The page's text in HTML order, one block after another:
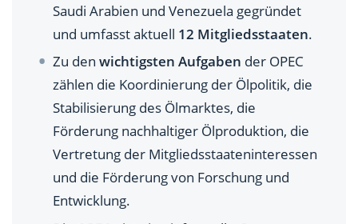
Saudi Arabien und Venezuela gegründet
und umfasst aktuell 12 Mitgliedsstaaten.
Zu denwichtigsten Aufgaben der OPEC
zählen die Koordinierung der Ölpolitik, die
Stabilisierung des Ölmarktes, die
Förderung nachhaltiger Ölproduktion, die
Vertretung der Mitgliedsstaateninteressen
und die Förderung von Forschung und
Entwicklung.